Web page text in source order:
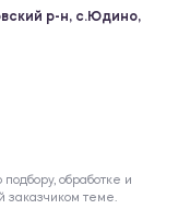
р-н, с.Юдино,
обработке и
заказчиком теме.